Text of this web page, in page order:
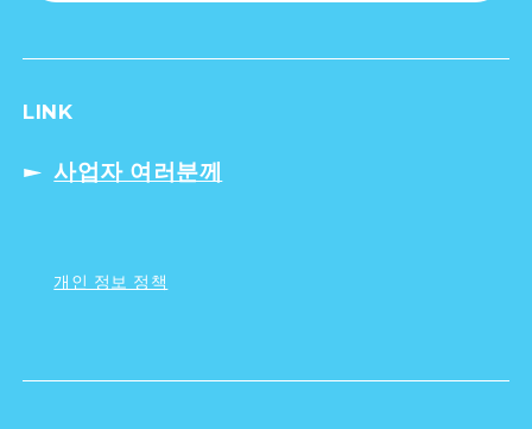
LINK
사업자 여러분께
개인 정보 정책